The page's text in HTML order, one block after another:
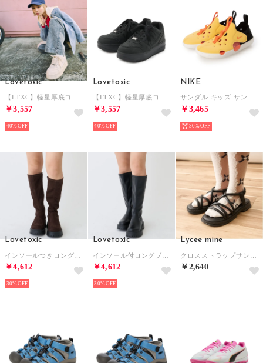
Lovetoxic
【LTXC】軽量厚底コートスニーカー （オフ ホワイト）
￥3,557
40%
Lovetoxic
【LTXC】軽量厚底コートスニーカー （黒）
￥3,557
40%
NIKE
サンダル キッズ サンレイ プロテクト 4 TD HF6278 Nike Sunray Protect 4 アクアシューズ ベビー （イエロー）
￥3,465
30%
Lovetoxic
￥4,612
30%
Lovetoxic
￥4,612
30%
Lycee mine
￥2,640